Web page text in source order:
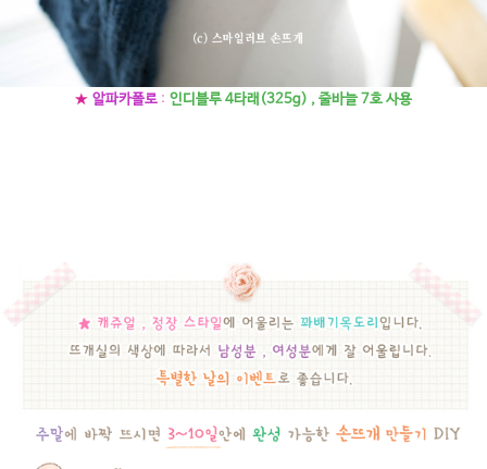
★ 알파카폴로 : 인디블루 4타래(325g) , 줄바늘 7호 사용